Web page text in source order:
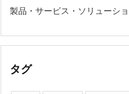
製品・サービス・ソリューシ
タグ